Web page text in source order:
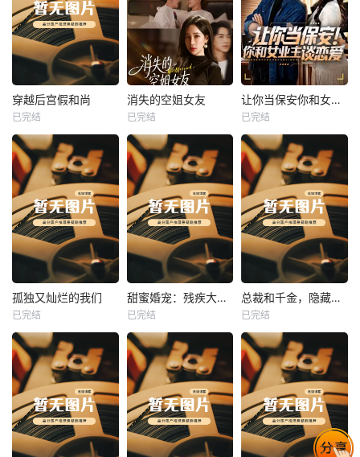
热播
未知
穿越后宫假和尚
已完结
热播
未知
消失的空姐女友
已完结
热播
未知
让你当保安你和女业主谈恋爱
已完结
热播
未知
孤独又灿烂的我们
已完结
热播
未知
甜蜜婚宠：残疾大佬夜夜撩
已完结
热播
未知
总裁和千金，隐藏身份闪婚了
已完结